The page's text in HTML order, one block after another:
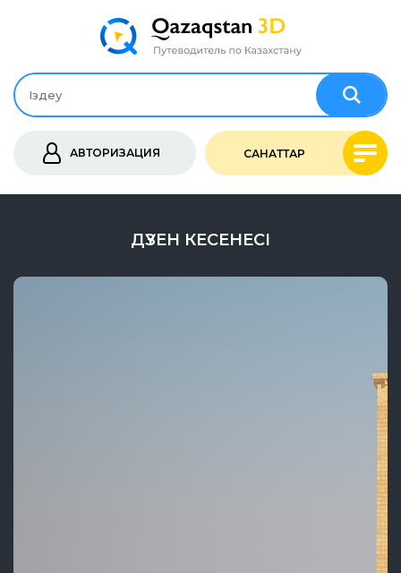
АВТОРИЗАЦИЯ САНАТТАР
ДҮЗЕН КЕСЕНЕСІ